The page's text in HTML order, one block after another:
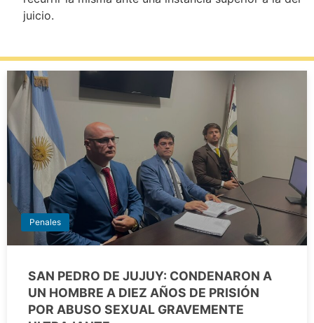
juicio.
Penales
SAN PEDRO DE JUJUY: CONDENARON A
UN HOMBRE A DIEZ AÑOS DE PRISIÓN
POR ABUSO SEXUAL GRAVEMENTE